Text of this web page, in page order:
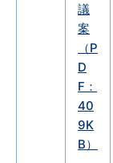
議
案
（P
D
F：
40
9K
B）